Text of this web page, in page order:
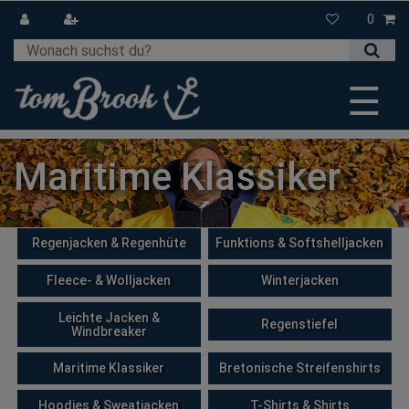
0
☰
Maritime Klassiker
Regenjacken & Regenhüte Funktions & Softshelljacken
Fleece- & Wolljacken Winterjacken
Leichte Jacken &
Windbreaker
Regenstiefel
Maritime Klassiker Bretonische Streifenshirts
Hoodies & Sweatjacken T-Shirts & Shirts